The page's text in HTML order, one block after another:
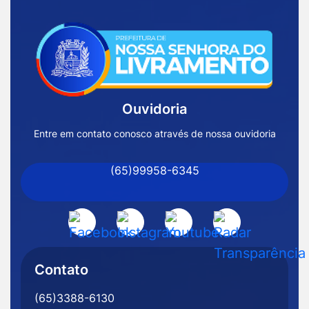
Acessar
Página
Inicial
de
Senhora
do
Livramento
MT
Acessar
a
Social
Facebook
Acessar
a
Acessar
a
Acessar
a
Rede
Ouvidoria
Entre em contato conosco através de nossa ouvidoria
(65)99958-6345
Contato
(65)3388-6130